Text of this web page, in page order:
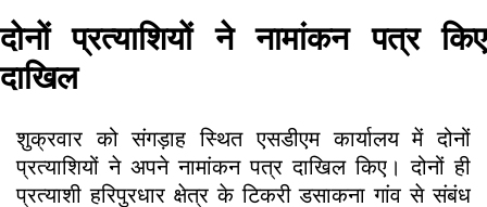
दोनों प्रत्याशियों ने नामांकन पत्र किए
दाखिल
शुक्रवार को संगड़ाह स्थित एसडीएम कार्यालय में दोनों
प्रत्याशियों ने अपने नामांकन पत्र दाखिल किए। दोनों ही
प्रत्याशी हरिपुरधार क्षेत्र के टिकरी डसाकना गांव से संबंध